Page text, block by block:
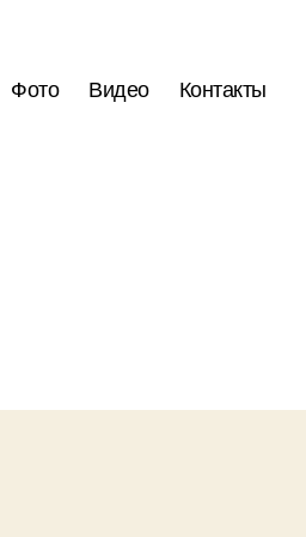
Фото Видео Контакты